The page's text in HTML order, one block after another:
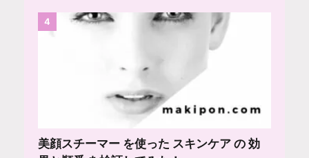
4
美顔スチーマー を使った スキンケア の 効